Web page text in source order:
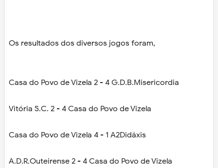
Os resultados dos diversos jogos foram,
Casa do Povo de Vizela 2 - 4 G.D.B.Misericordia
Vitória S.C. 2 - 4 Casa do Povo de Vizela
Casa do Povo de Vizela 4 - 1 A2Didáxis
A.D.R.Outeirense 2 - 4 Casa do Povo de Vizela